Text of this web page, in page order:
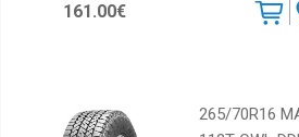
161.00€
265/70R16